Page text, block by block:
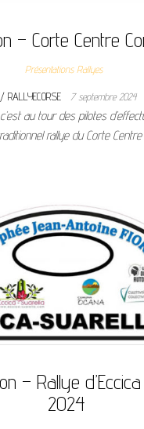
– Corte Centre
Présentations Rallyes
RALLYECORSE 7 septembre 2024
au tour des pilotes
rallye du Corte Centre
– Rallye
2024